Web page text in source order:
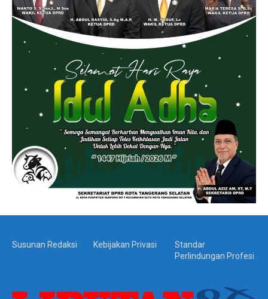
Susunan Redaksi Kebijakan Privasi
Standar
Perlindungan Profesi